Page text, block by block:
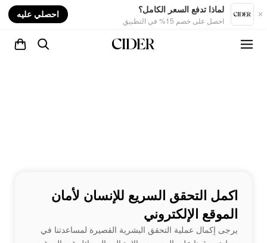
لماذا تدفع السعر الكامل؟
احصل على خصم 15% في التطبيق
احصلي عليه
اكمل التحقق السريع للإنسان لأمان
الموقع الإلكتروني
يرجى إكمال عملية التحقق البشرية القصيرة لمساعدتنا في